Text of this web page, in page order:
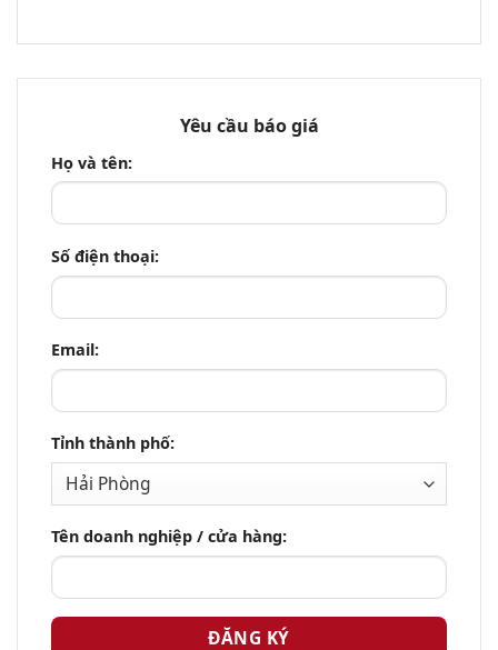
Yêu cầu báo giá
Họ và tên:
Số điện thoại:
Email:
Tỉnh thành phố:
Tên doanh nghiệp / cửa hàng: